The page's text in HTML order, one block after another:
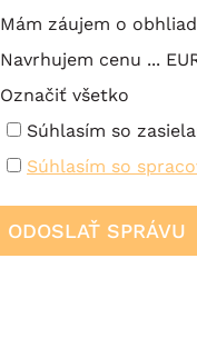
Mám záujem o
Navrhujem cenu ...
Označiť všetko
Súhlasím so
Súhlasím so